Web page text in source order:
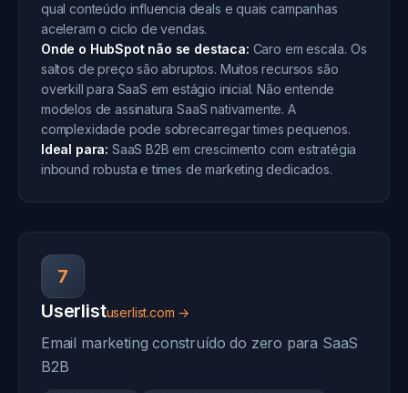
qual conteúdo influencia deals e quais campanhas
aceleram o ciclo de vendas.
Onde o HubSpot não se destaca: Caro em escala. Os
saltos de preço são abruptos. Muitos recursos são
overkill para SaaS em estágio inicial. Não entende
modelos de assinatura SaaS nativamente. A
complexidade pode sobrecarregar times pequenos.
Ideal para: SaaS B2B em crescimento com estratégia
inbound robusta e times de marketing dedicados.
7
Userlistuserlist.com →
Email marketing construído do zero para SaaS
B2B